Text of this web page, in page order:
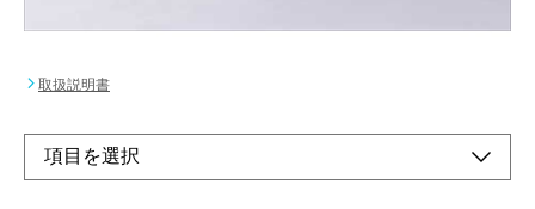
オンラインショップ
取扱説明書